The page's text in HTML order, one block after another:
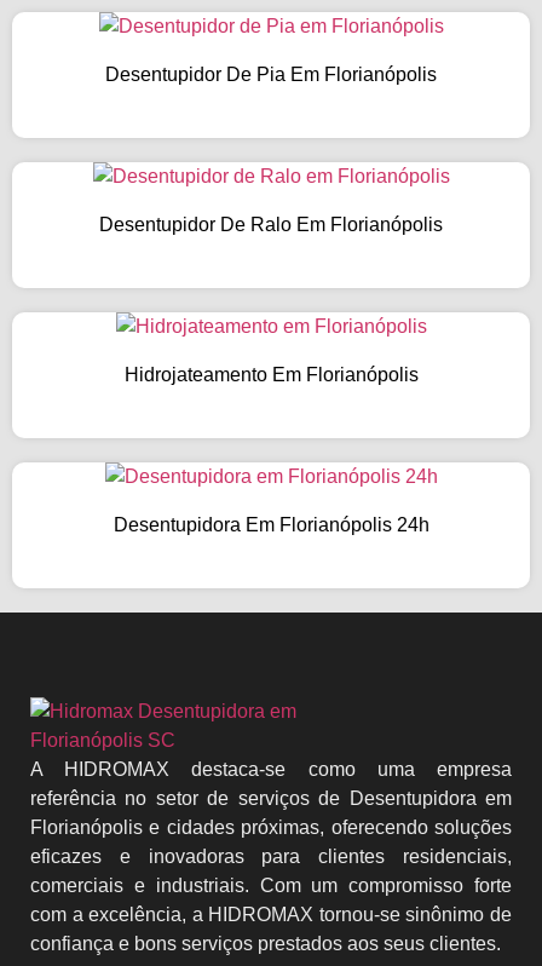
Desentupidor De Pia Em Florianópolis
Desentupidor De Ralo Em Florianópolis
Hidrojateamento Em Florianópolis
Desentupidora Em Florianópolis 24h
A HIDROMAX destaca-se como uma empresa
referência no setor de serviços de Desentupidora em
Florianópolis e cidades próximas, oferecendo soluções
eficazes e inovadoras para clientes residenciais,
comerciais e industriais. Com um compromisso forte
com a excelência, a HIDROMAX tornou-se sinônimo de
confiança e bons serviços prestados aos seus clientes.